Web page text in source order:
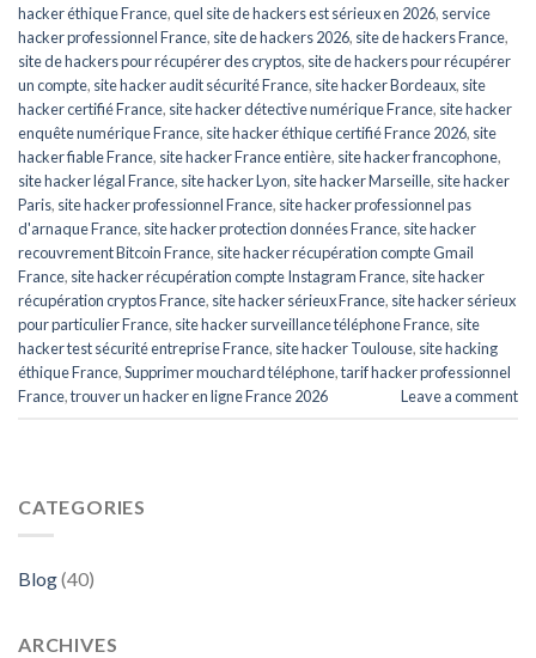
hacker éthique France,quel site de hackers est sérieux en 2026, service
hacker professionnel France, site de hackers 2026, site de hackers France,
site de hackers pour récupérer des cryptos, site de hackers pour récupérer
un compte, site hacker audit sécurité France, site hacker Bordeaux, site
hacker certifié France, site hacker détective numérique France, site hacker
enquête numérique France, site hacker éthique certifié France 2026, site
hacker fiable France, site hacker France entière, site hacker francophone,
site hacker légal France, site hacker Lyon, site hacker Marseille, site hacker
Paris, site hacker professionnel France, site hacker professionnel pas
d'arnaque France, site hacker protection données France, site hacker
recouvrement Bitcoin France, site hacker récupération compte Gmail
France, site hacker récupération compte Instagram France, site hacker
récupération cryptos France, site hacker sérieux France, site hacker sérieux
pour particulier France, site hacker surveillance téléphone France, site
hacker test sécurité entreprise France, site hacker Toulouse, site hacking
éthique France,Supprimer mouchard téléphone,tarif hacker professionnel
France,trouver un hacker en ligne France 2026 Leave a comment
CATEGORIES
Blog(40)
ARCHIVES